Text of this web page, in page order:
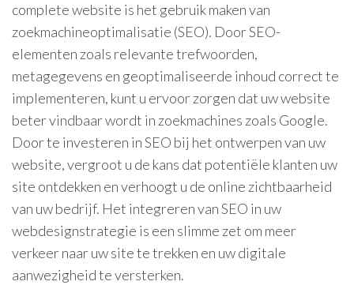
complete website is het gebruik maken van
zoekmachineoptimalisatie (SEO). Door SEO-
elementen zoals relevante trefwoorden,
metagegevens en geoptimaliseerde inhoud correct te
implementeren, kunt u ervoor zorgen dat uw website
beter vindbaar wordt in zoekmachines zoals Google.
Door te investeren in SEO bij het ontwerpen van uw
website, vergroot u de kans dat potentiële klanten uw
site ontdekken en verhoogt u de online zichtbaarheid
van uw bedrijf. Het integreren van SEO in uw
webdesignstrategie is een slimme zet om meer
verkeer naar uw site te trekken en uw digitale
aanwezigheid te versterken.